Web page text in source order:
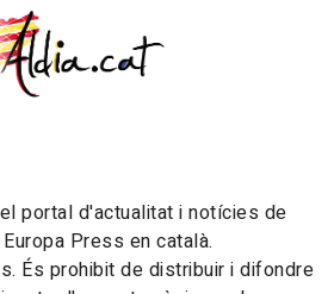
portal d'actualitat i notícies de
Press en català.
És prohibit de distribuir i difondre